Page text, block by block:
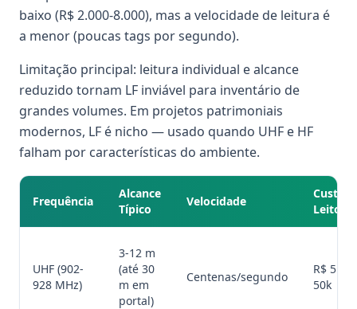
baixo (R$ 2.000-8.000), mas a velocidade de leitura é
a menor (poucas tags por segundo).
Limitação principal: leitura individual e alcance
reduzido tornam LF inviável para inventário de
grandes volumes. Em projetos patrimoniais
modernos, LF é nicho — usado quando UHF e HF
falham por características do ambiente.
Frequência
Alcance
Típico
Velocidade
Custo
Leitor
UHF (902-
928 MHz)
3-12 m
(até 30
m em
portal)
Centenas/segundo
R$ 5k-
50k